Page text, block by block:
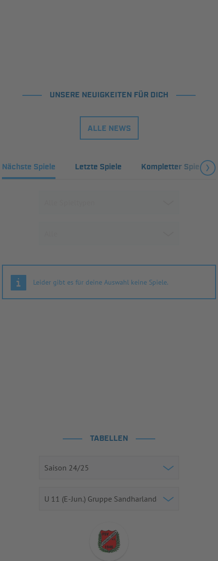
UNSERE NEUIGKEITEN FÜR DICH
ALLE NEWS
Nächste Spiele Letzte Spiele Kompletter Spielplan
Leider gibt es für deine Auswahl keine Spiele.
TABELLEN